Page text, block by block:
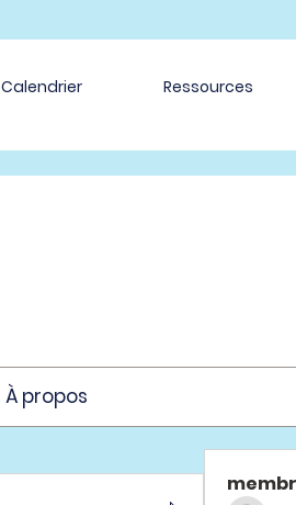
Calendrier Ressources
À propos